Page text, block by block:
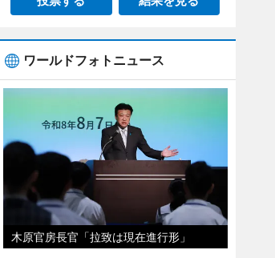
ワールドフォトニュース
木原官房長官「拉致は現在進行形」